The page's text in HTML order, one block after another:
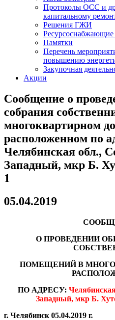
Протоколы ОСС и
капитальному
Решения ГЖИ
Ресурсоснабжающие
Памятки
Перечень
повышению
Закупочная
Акции
Сообщение о
собрания
многоквартирном
расположенном по
Челябинская обл.,
Западный, мкр Б.
1
05.04.2019
О ПРОВЕДЕНИИ
ПОМЕЩЕНИЙ В
ПО АДРЕСУ:
Западный, мкр Б.
г. Челябинск 05.04.2019 г.